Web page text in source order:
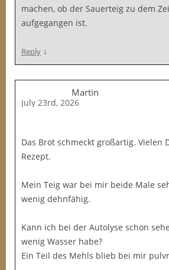
machen, ob der Sauerteig zu dem
aufgegangen ist.
Reply ↓
Martin
July 23rd, 2026
Das Brot schmeckt großartig. Vielen
Rezept.
Mein Teig war bei mir beide Male
wenig dehnfähig.
Kann ich bei der Autolyse schon
wenig Wasser habe?
Ein Teil des Mehls blieb bei mir